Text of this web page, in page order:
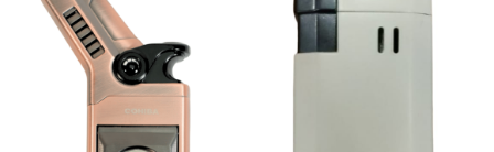
%30İndirim
%30İndirim